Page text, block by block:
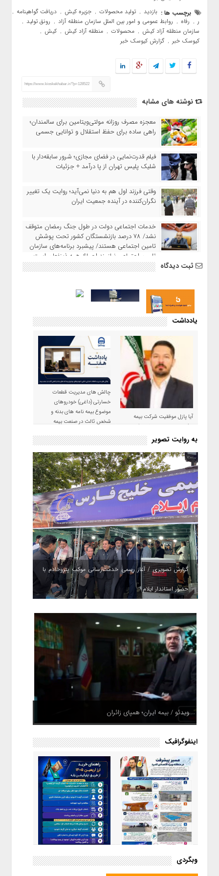
برچسب ها : بازدید , تولید محصولات , جزیره کیش , دریافت گواهینامه ,
ر , رفاه , روابط عمومی و امور بین الملل سازمان منطقه آزاد , رونق تولید ,
سازمان منطقه آزاد کیش , محصولات , منطقه آزاد کیش , کیش ,
کیوسک خبر , گزارش کیوسک خبر
https://www.kioskekhabar.ir/?p=128522
نوشته های مشابه
معجزه مصرف روزانه مولتی‌ویتامین برای سالمندان؛
راهی ساده برای حفظ استقلال و توانایی جسمی
فیلم قدرت‌نمایی در فضای مجازی؛ شرور سابقه‌دار با
شلیک پلیس تهران از پا درآمد + جزئیات
وقتی فرزند اول هم به دنیا نمی‌آید؛ روایت یک تغییر
نگران‌کننده در آینده جمعیت ایران
خدمات اجتماعی دولت در طول جنگ رمضان متوقف
نشد/ ۷۸ درصد بازنشستگان کشور تحت پوشش
تامین اجتماعی هستند/ پیشبرد برنامه‌های سازمان
تامین اجتماعی نیازمند اجماع همه ذینفعان است
ثبت دیدگاه
یادداشت
آیا پازل موفقیت شرکت بیمه
حکمت صبا در سال ۱۴۰۵ کامل می
شود؟!
چالش های مدیریت قطعات
خسارتی (داغی) خودروهای
موضوع بیمه نامه های بدنه و
شخص ثالث در صنعت بیمه
به روایت تصویر
گزارش تصویری / آغاز رسمی خدمت‌رسانی موکب پتروخادم با
حضور استاندار ایلام
ویدئو / بیمه ایران؛ همپای زائران
اینفوگرافیک
اینفوگرافیک / مسیر پیشرفت در
اینفوگرافیک / راهنمای خرید ارز
اربعین از طریق اپلیکیشن بله
وبگردی